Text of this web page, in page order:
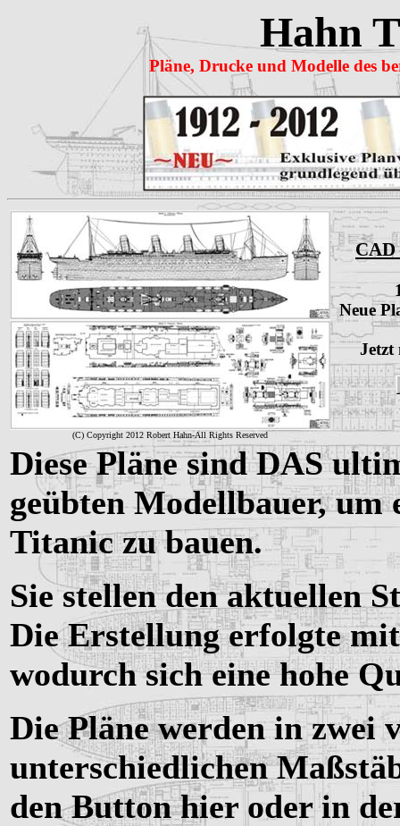
Hahn
Pläne, Drucke und Modelle des
(C) Copyright 2012 Robert Hahn-All Rights Reserved
CAD
Neue
Jetzt
Diese Pläne sind DAS
geübten Modellbauer, um
Titanic zu bauen.
Sie stellen den aktuellen
Die Erstellung erfolgte
wodurch sich eine hohe
Die Pläne werden in zwei
unterschiedlichen
den Button hier oder in